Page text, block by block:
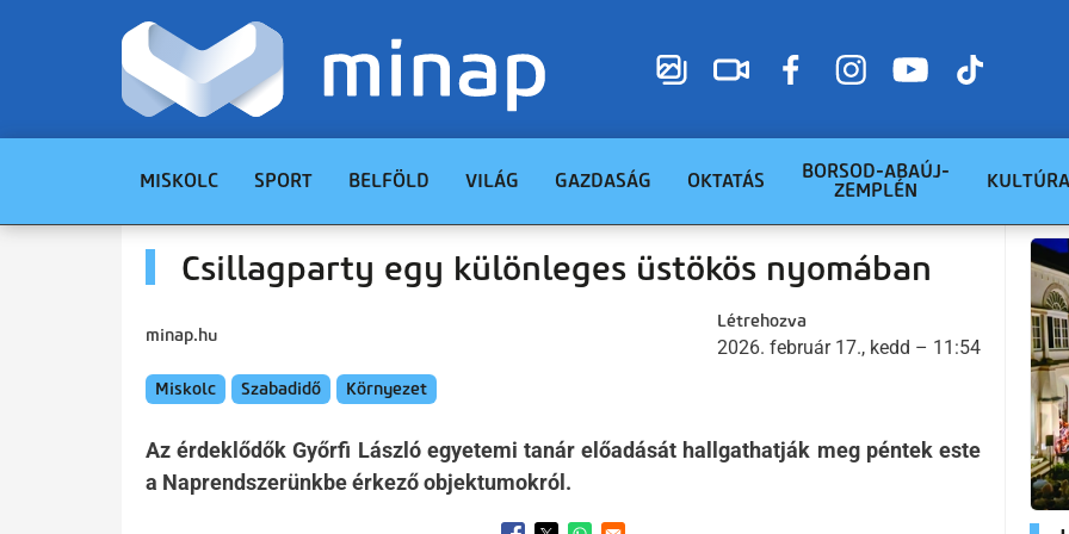
MISKOLC SPORT BELFÖLD VILÁG GAZDASÁG OKTATÁS
BORSOD-ABAÚJ-
ZEMPLÉN
KULTÚRA
Csillagparty egy különleges üstökös nyomában
minap.hu
Létrehozva
2026. február 17., kedd – 11:54
Miskolc Szabadidő Környezet
Az érdeklődők Győrfi László egyetemi tanár előadását hallgathatják meg péntek este
a Naprendszerünkbe érkező objektumokról.